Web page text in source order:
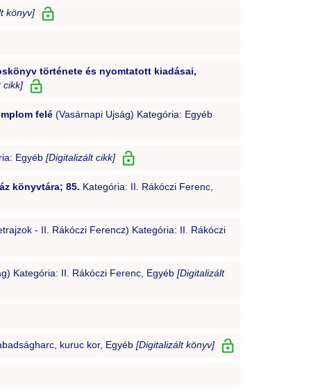
könyv]
története és nyomtatott kiadásai,
cikk]
felé(Vasárnapi Ujság) Kategória: Egyéb
Egyéb [Digitalizált cikk]
könyvtára; 85. Kategória: II. Rákóczi Ferenc,
- II. Rákóczi Ferencz) Kategória: II. Rákóczi
Kategória: II. Rákóczi Ferenc, Egyéb [Digitalizált
kuruc kor, Egyéb [Digitalizált könyv]